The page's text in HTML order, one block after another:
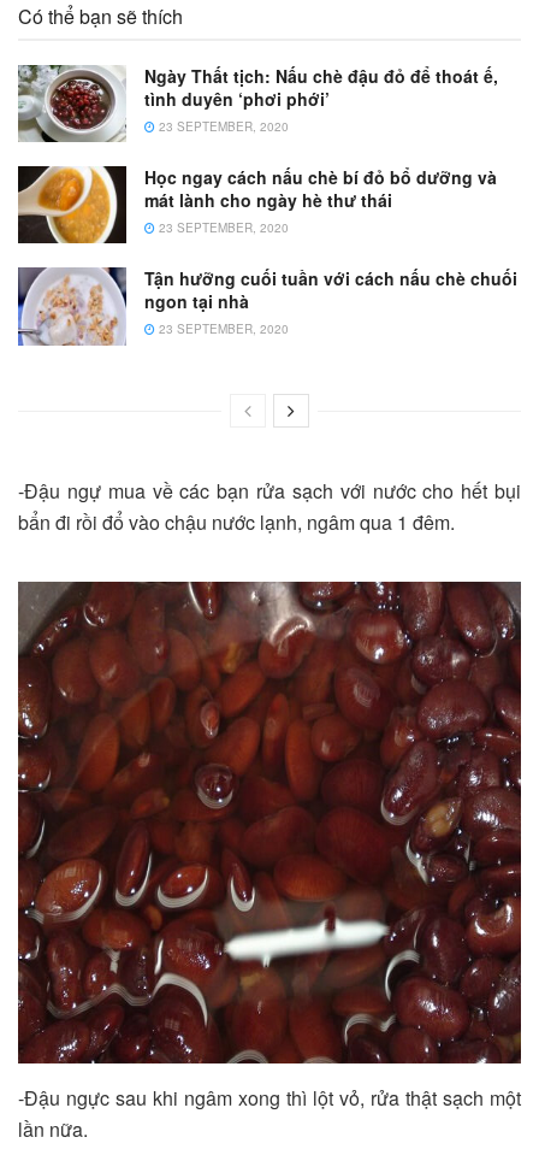
Có thể bạn sẽ thích
Ngày Thất tịch: Nấu chè đậu đỏ để thoát ế,
tình duyên ‘phơi phới’
23 SEPTEMBER, 2020
Học ngay cách nấu chè bí đỏ bổ dưỡng và
mát lành cho ngày hè thư thái
23 SEPTEMBER, 2020
Tận hưỡng cuối tuần với cách nấu chè chuối
ngon tại nhà
23 SEPTEMBER, 2020
-Đậu ngự mua về các bạn rửa sạch với nước cho hết bụi
bẩn đi rồi đổ vào chậu nước lạnh, ngâm qua 1 đêm.
-Đậu ngực sau khi ngâm xong thì lột vỏ, rửa thật sạch một
lần nữa.